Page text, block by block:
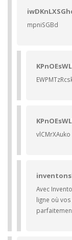
mpniSGBd
vlCMrXAuko
Avec
ligne où